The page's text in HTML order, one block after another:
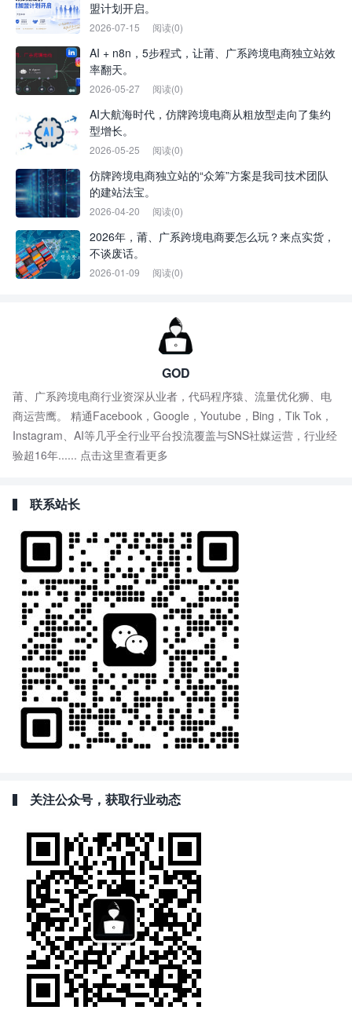
盟计划开启。
2026-07-15 阅读(0)
AI + n8n，5步程式，让莆、广系跨境电商独立站效
率翻天。
2026-05-27 阅读(0)
AI大航海时代，仿牌跨境电商从粗放型走向了集约
型增长。
2026-05-25 阅读(0)
仿牌跨境电商独立站的“众筹”方案是我司技术团队
的建站法宝。
2026-04-20 阅读(0)
2026年，莆、广系跨境电商要怎么玩？来点实货，
不谈废话。
2026-01-09 阅读(0)
GOD
莆、广系跨境电商行业资深从业者，代码程序猿、流量优化狮、电
商运营鹰。 精通Facebook，Google，Youtube，Bing，Tik Tok，
Instagram、AI等几乎全行业平台投流覆盖与SNS社媒运营，行业经
验超16年...... 点击这里查看更多
联系站长
关注公众号，获取行业动态